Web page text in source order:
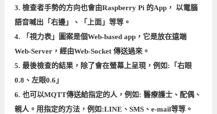
3. 檢查者手勢的方向也會由Raspberry Pi 的App， 以電腦
語音喊出「右邊」、「上面」等等。
4. 「視力表」圖案是個Web-based app，它是放在遠端
Web-Server，經由Web-Socket 傳送過來。
5. 最後檢查的結果，除了會在螢幕上呈現，例如:「右眼
0.8、左眼0.6」
6. 也可以MQTT傳送給指定的人，例如: 醫療護士、配偶、
親人。用指定的方法，例如:LINE、SMS、e-mail等等。